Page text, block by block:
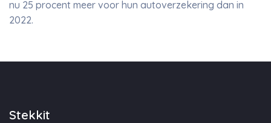
nu 25 procent meer voor hun autoverzekering dan in
2022.
Stekkit